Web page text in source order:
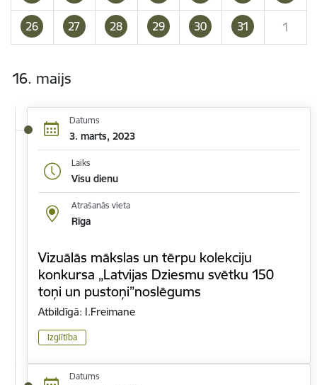
26 27 28 29 30 31 1
16. maijs
Datums
3. marts, 2023
Laiks
Visu dienu
Atrašanās vieta
Rīga
Vizuālās mākslas un tērpu kolekciju
konkursa „Latvijas Dziesmu svētku 150
toņi un pustoņi”noslēgums
Atbildīgā: I.Freimane
Izglītība
Datums